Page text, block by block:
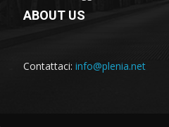
ABOUT US
Contattaci: info@plenia.net